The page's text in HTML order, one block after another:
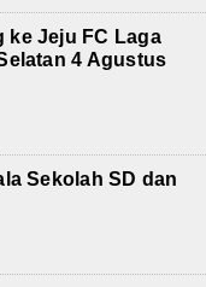
ke Jeju FC Laga
4 Agustus
Sekolah SD dan